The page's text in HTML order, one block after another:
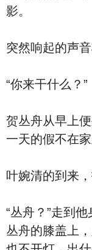
影。
突然响起的声
“你来干什么？”
贺丛舟从早上
一天的假不在
叶婉清的到来
“丛舟？”走到
丛舟的膝盖上